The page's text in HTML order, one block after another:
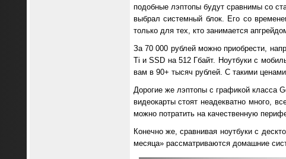
подобные лэптопы будут сравнимы со
выбрал системный блок. Его со
только для тех, кто занимается
За 70 000 рублей можно приобрести,
Ti и SSD на 512 Гбайт. Ноутбуки с
вам в 90+ тысяч рублей. С такими
Дорогие же лэптопы с графикой класса
видеокарты стоят неадекватно много,
можно потратить на качественную
Конечно же, сравнивая ноутбуки с
месяца» рассматриваются домашние